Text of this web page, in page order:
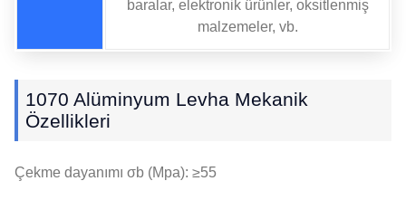
baralar, elektronik ürünler, oksitlenmiş
malzemeler, vb.
1070 Alüminyum Levha Mekanik
Özellikleri
Çekme dayanımı σb (Mpa): ≥55